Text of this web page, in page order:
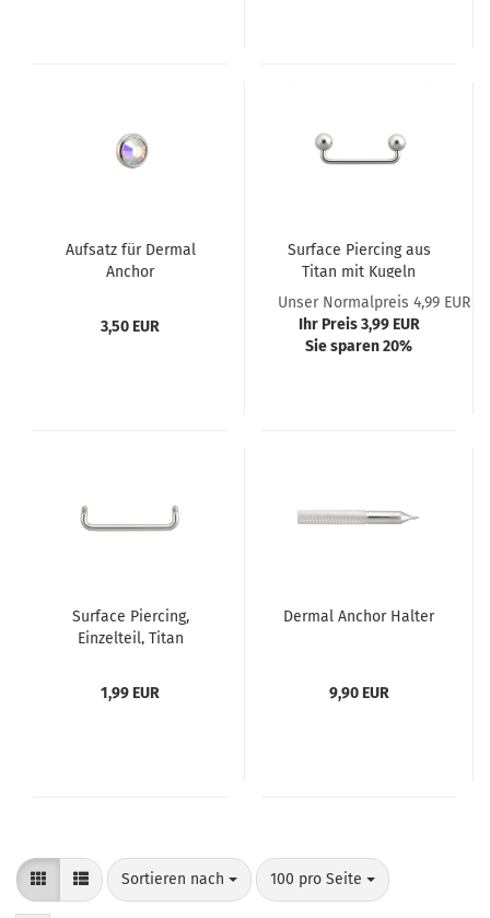
Aufsatz für Dermal
Anchor
3,50 EUR
Surface Piercing aus
Titan mit Kugeln
Unser Normalpreis 4,99 EUR
Ihr Preis 3,99 EUR
Sie sparen 20%
Surface Piercing,
Einzelteil, Titan
1,99 EUR
Dermal Anchor Halter
9,90 EUR
Sortieren nach
Sortieren nach 100 pro Seite
pro Seite